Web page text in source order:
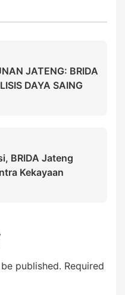
JATENG: BRIDA
DAYA SAING
BRIDA Jateng
Kekayaan
published. Required